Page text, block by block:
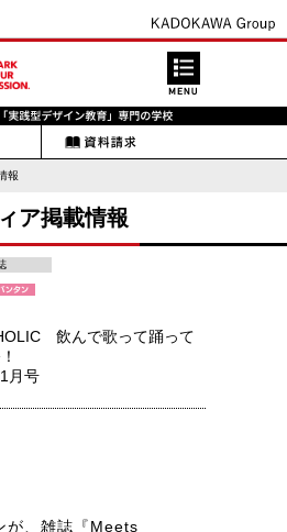
報
ア掲載情報
飲んで歌って踊って
月号
が、雑誌『Meets